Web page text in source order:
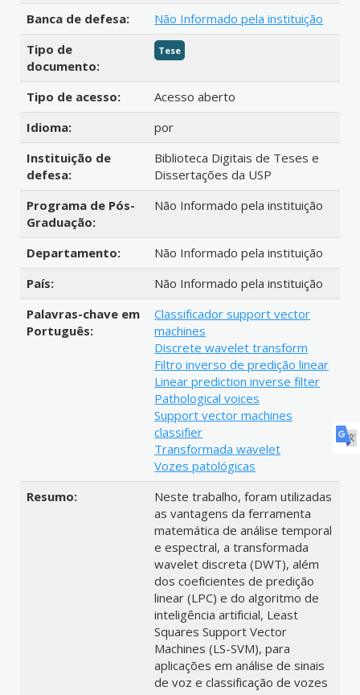
Banca de defesa:
Não Informado pela instituição
Tipo de
documento:
Tese
Tipo de acesso:
Acesso aberto
Idioma:
por
Instituição de
defesa:
Biblioteca Digitais de Teses e
Dissertações da USP
Programa de Pós-
Graduação:
Não Informado pela instituição
Departamento:
Não Informado pela instituição
País:
Não Informado pela instituição
Palavras-chave em
Português:
Classificador support vector
machines
Discrete wavelet transform
Filtro inverso de predição linear
Linear prediction inverse filter
Pathological voices
Support vector machines
classifier
Transformada wavelet
Vozes patológicas
Resumo:
Neste trabalho, foram utilizadas
as vantagens da ferramenta
matemática de análise temporal
e espectral, a transformada
wavelet discreta (DWT), além
dos coeficientes de predição
linear (LPC) e do algoritmo de
inteligência artificial, Least
Squares Support Vector
Machines (LS-SVM), para
aplicações em análise de sinais
de voz e classificação de vozes